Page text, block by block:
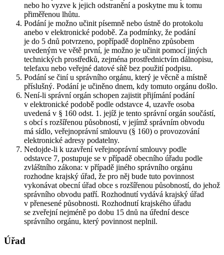
nebo ho vyzve k jejich odstranění a poskytne mu k tomu
přiměřenou lhůtu.
Podání je možno učinit písemně nebo ústně do protokolu
anebo v elektronické podobě. Za podmínky, že podání
je do 5 dnů potvrzeno, popřípadě doplněno způsobem
uvedeným ve větě první, je možno je učinit pomocí jiných
technických prostředků, zejména prostřednictvím dálnopisu,
telefaxu nebo veřejné datové sítě bez použití podpisu.
Podání se činí u správního orgánu, který je věcně a místně
příslušný. Podání je učiněno dnem, kdy tomuto orgánu došlo.
Není-li správní orgán schopen zajistit přijímání podání
v elektronické podobě podle odstavce 4, uzavře osoba
uvedená v § 160 odst. 1. jejíž je tento správní orgán součástí,
s obcí s rozšířenou působností, v jejímž správním obvodu
má sídlo, veřejnoprávní smlouvu (§ 160) o provozování
elektronické adresy podatelny.
Nedojde-li k uzavření veřejnoprávní smlouvy podle
odstavce 7, postupuje se v případě obecního úřadu podle
zvláštního zákona: v případě jiného správního orgánu
rozhodne krajský úřad, že pro něj bude tuto povinnost
vykonávat obecní úřad obce s rozšířenou působností, do jehož
správního obvodu patří. Rozhodnutí vydává krajský úřad
v přenesené působnosti. Rozhodnutí krajského úřadu
se zveřejní nejméně po dobu 15 dnů na úřední desce
správního orgánu, který povinnost neplnil.
Úřad